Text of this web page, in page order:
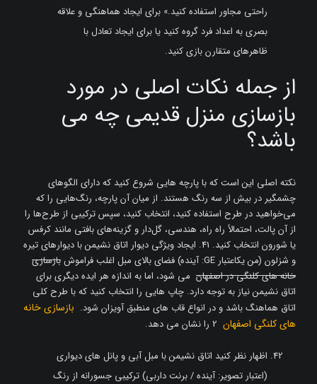
راحتی مجاور استفاده کنید.» برای ایجاد هماهنگی و علاقه
بصری به اعداد فرد گروه کنید یا برای ایجاد تعادل با
ظاهرهای متقارن بازی کنید.
از جمله نکات اصلی در مورد
بازسازی منزل قدیمی چه می
باشد؟
نکته اصلی این است که با پارچه هایی شروع کنید که دارای الگوهای
چشمگیر در بیش از سه رنگ هستند. از میان آن پارچه، رنگ‌هایی را که
می‌خواهید در طرح استفاده کنید، انتخاب کنید، سپس ترکیبی از طرح‌ها را
از آن پالت، احتمالاً راه راه، هندسی، گل‌دار و گزینه‌های بافتی مانند کرفس
یا شورون انتخاب کنید. 41. ایجاد ویژگی دیوار اتاق نشیمن با دیوارهای تیره
و شزلون (من یکاعتبار GE: آینده) فضای بالای مبل اغلب فراموش
بازسازی
خانه های کلنگی در اصفهان می شود، اما به اندازه هر ایده دیگری برای
اتاق نشیمن نیاز به توجه دارد. چاپ هایی را انتخاب کنید که با طرح کلی
اتاق هماهنگ باشد و در انواع قاب های منطبق آویزان شود. بازسازی خانه
های کلنگی اصفهان
اظهار نظر کنید اتاق نشیمن با مبل آبی و پانل های دیواری
(اعتبار تصویر: آینده / برنت داربی) ترکیبی جسورانه از رنگ